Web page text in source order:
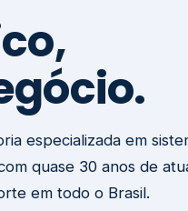
especializada em
quase 30 anos de
em todo o Brasil.